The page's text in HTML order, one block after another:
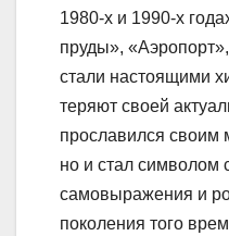
1980-х и 1990-х
пруды»,
стали настоящими
теряют своей
прославился своим
но и стал символом
самовыражения и
поколения того